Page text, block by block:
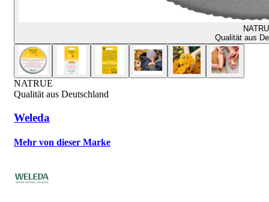
Qualität aus
NATRUE
Qualität aus Deutschland
Weleda
Mehr von dieser Marke